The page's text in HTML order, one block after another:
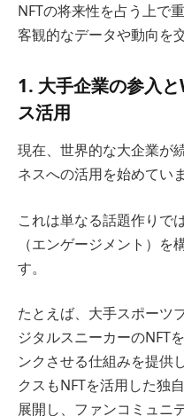
NFTの将来性を占う上で
客観的なデータや動向を
1. 大手企業の参入
ス活用
現在、世界的な大企業が
ネスへの活用を始めていま
これは単なる話題作りで
（エンゲージメント）
す。
たとえば、大手スポーツ
ジタルスニーカーのNFT
ンクさせる仕組みを提供
クスもNFTを活用した独
展開し、ファンコミュニ